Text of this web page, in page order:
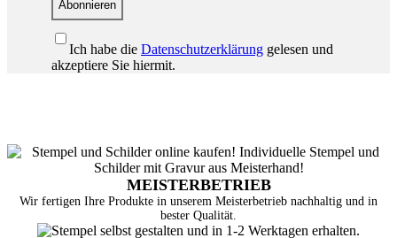
Abonnieren
Ich habe die Datenschutzerklärung gelesen und
akzeptiere Sie hiermit.
MEISTERBETRIEB
Wir fertigen Ihre Produkte in unserem Meisterbetrieb nachhaltig und in
bester Qualität.